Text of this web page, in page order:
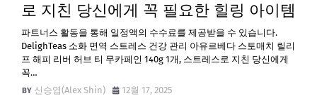
로 지친 당신에게 꼭 필요한 힐링 아이템
파트너스 활동을 통해 일정액의 수수료를 제공받을 수 있습니다.
DelighTeas 소화 면역 스트레스 건강 관리 아유르베다 스토매치 릴리
프 해피 리버 허브 티 무카페인 140g 1개, 스트레스로 지친 당신에게
꼭…
신승엽(Alex Shin)
12월 17, 2025